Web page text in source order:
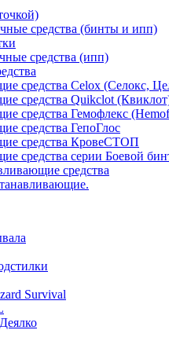
средства (бинты и ипп)
средства (ипп)
средства Celox (Селокс,
средства Quikclot
средства Гемофлекс
средства ГепоГлос
средства КровеСТОП
средства серии Боевой
средства
Survival